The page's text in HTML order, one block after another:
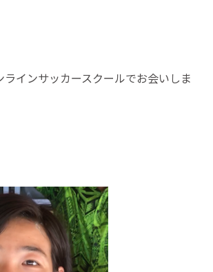
インサッカースクールでお会いしま